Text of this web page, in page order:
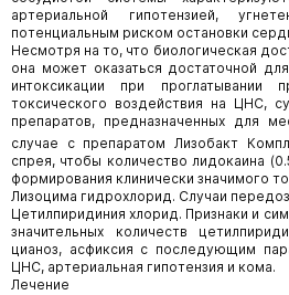
артериальной гипотензией,
потенциальным риском остановки
Несмотря на то, что биологическая
она может оказаться достаточной
интоксикации при проглатывании
токсического воздействия на ЦНС,
препаратов, предназначенных для
случае с препаратом Лизобакт
спрея, чтобы количество лидокаина
формирования клинически значимого
Лизоцима гидрохлорид. Случаи
Цетилпиридиния хлорид. Признаки и
значительных количеств
цианоз, асфиксия с последующим
ЦНС, артериальная гипотензия и кома.
Лечение